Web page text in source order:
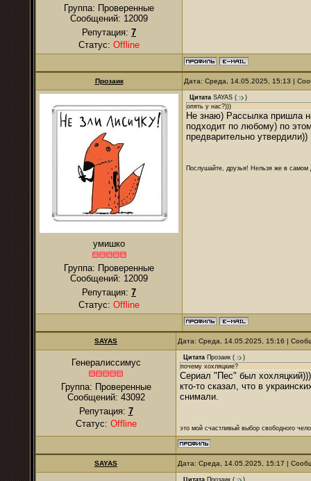
Группа: Проверенные
Сообщений: 12009
Репутация: 7
Статус: Offline
Прозаик Дата: Среда, 14.05.2025, 15:13 |
умишко
Группа: Проверенные
Сообщений: 12009
Репутация: 7
Статус: Offline
Цитата SAYAS (
)
опять у нас?)))
Не знаю) Рассылка пришла
подходит по любому) по
предварительно утвердили))
Послушайте, друзья! Нельзя же в самом
SAYAS Дата: Среда, 14.05.2025, 15:16 |
Генералиссимус
Группа: Проверенные
Сообщений: 43092
Репутация: 7
Статус: Offline
Цитата Прозаик (
)
почему хохляцкие?
Сериал "Пес" был
кто-то сказал, что в
снимали.
это мой счастливый выбор свободного
SAYAS Дата: Среда, 14.05.2025, 15:17 |